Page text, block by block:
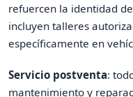
refuercen la identidad
incluyen talleres
específicamente en
Servicio postventa:
mantenimiento y